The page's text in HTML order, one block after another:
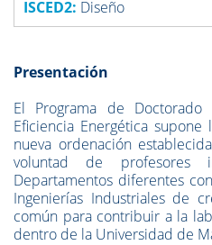
ISCED2: Diseño
Presentación
El Programa de
Eficiencia Energética
nueva ordenación
voluntad de profesores
Departamentos diferentes
Ingenierías Industriales de
común para contribuir a la
dentro de la Universidad de